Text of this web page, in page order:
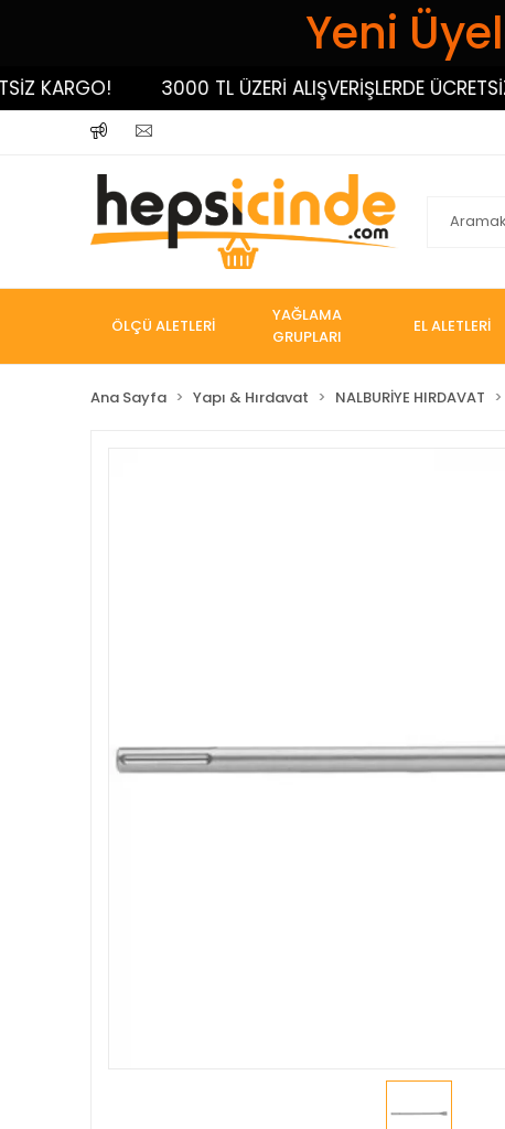
Yeni
KARGO! 3000 TL ÜZERİ ALIŞVERİŞLERDE ÜCRETSİZ
ÖLÇÜ ALETLERİ
YAĞLAMA
GRUPLARI
EL ALETLERİ
Ana Sayfa Yapı & Hırdavat NALBURİYE HIRDAVAT